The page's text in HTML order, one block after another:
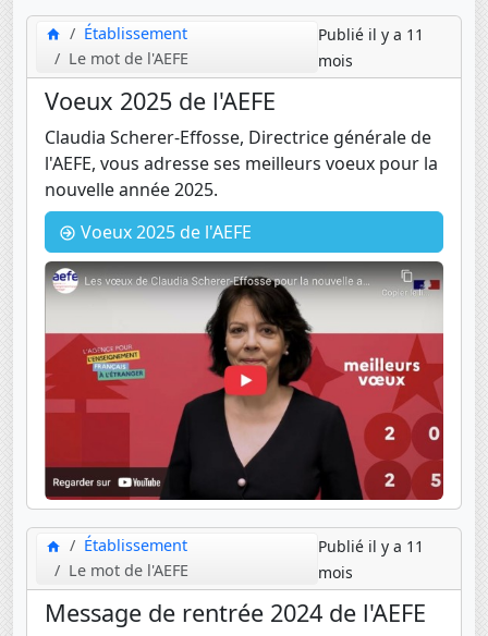
Établissement
Le mot de l'AEFE
Publié il y a 11
mois
Voeux 2025 de l'AEFE
Claudia Scherer-Effosse, Directrice générale de
l'AEFE, vous adresse ses meilleurs voeux pour la
nouvelle année 2025.
Voeux 2025 de l'AEFE
Établissement
Le mot de l'AEFE
Publié il y a 11
mois
Message de rentrée 2024 de l'AEFE